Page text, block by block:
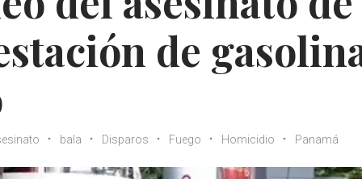
de
bala Disparos Fuego Homicidio Panamá